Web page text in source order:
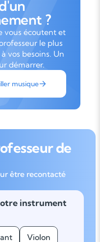
?
vous écoutent et
le plus
vos besoins. Un
démarrer.
musique
de
être recontacté
instrument
Violon